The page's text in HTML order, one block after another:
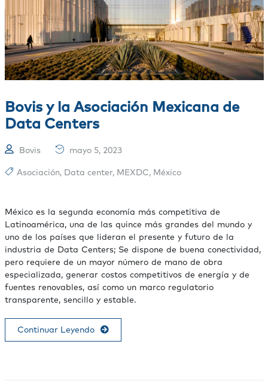
Bovis y la Asociación Mexicana de
Data Centers
Bovis mayo 5, 2023
Asociación, Data center, MEXDC, México
México es la segunda economía más competitiva de
Latinoamérica, una de las quince más grandes del mundo y
uno de los países que lideran el presente y futuro de la
industria de Data Centers; Se dispone de buena conectividad,
pero requiere de un mayor número de mano de obra
especializada, generar costos competitivos de energía y de
fuentes renovables, así como un marco regulatorio
transparente, sencillo y estable.
Continuar Leyendo